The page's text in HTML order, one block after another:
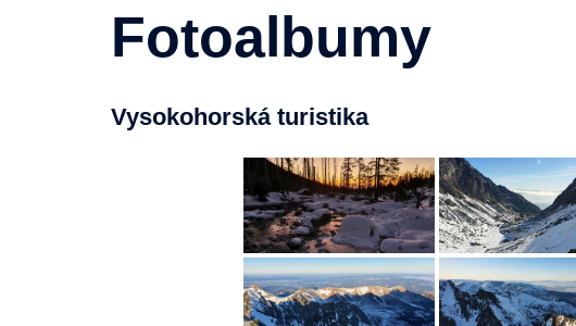
Fotoalbumy
Vysokohorská turistika